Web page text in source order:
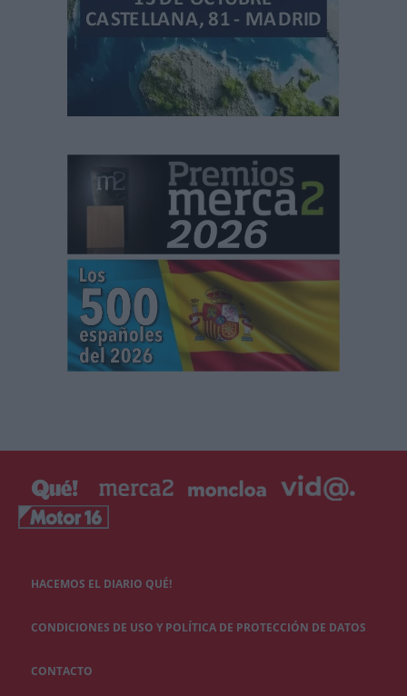
HACEMOS EL DIARIO QUÉ!
CONDICIONES DE USO Y POLÍTICA DE PROTECCIÓN DE DATOS
CONTACTO